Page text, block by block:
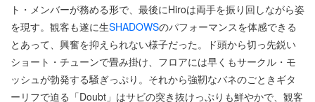
ト・メンバーが務める形で、最後にHiroは両手を振り回しながら姿
を現す。観客も遂に生SHADOWSのパフォーマンスを体感できる
とあって、興奮を抑えられない様子だった。ド頭から切っ先鋭い
ショート・チューンで畳み掛け、フロアには早くもサークル・モ
ッシュが勃発する騒ぎっぷり。それから強靭なバネのごときギタ
ーリフで迫る「Doubt」はサビの突き抜けっぷりも鮮やかで、観客